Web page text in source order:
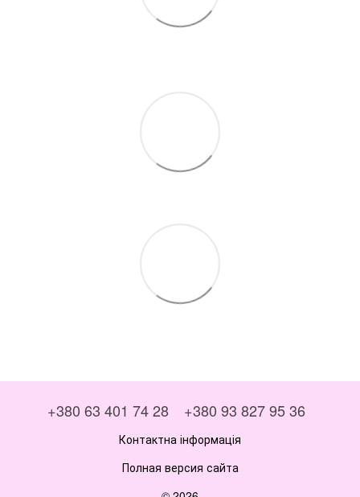
+380 63 401 74 28 +380 93 827 95 36
Контактна інформація
Полная версия сайта